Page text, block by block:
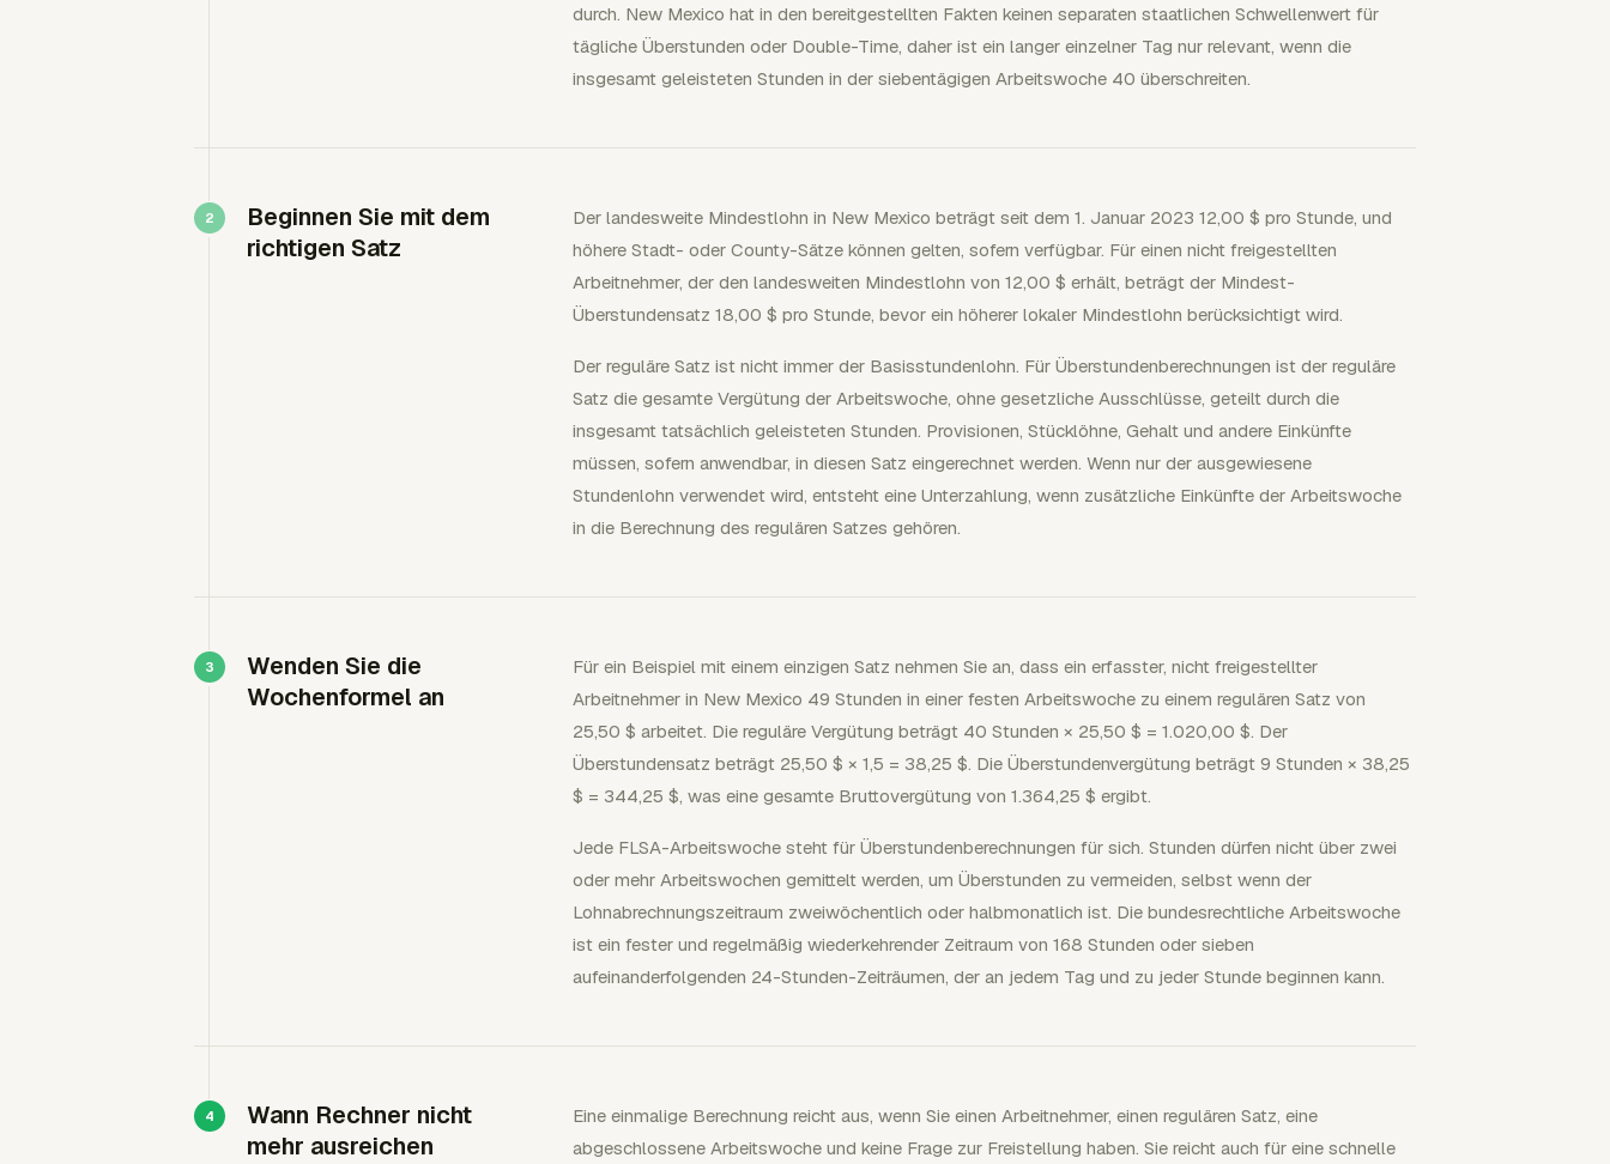
durch. New Mexico hat in den bereitgestellten Fakten keinen separaten staatlichen Schwellenwert für
tägliche Überstunden oder Double-Time, daher ist ein langer einzelner Tag nur relevant, wenn die
insgesamt geleisteten Stunden in der siebentägigen Arbeitswoche 40 überschreiten.
Beginnen Sie mit dem
richtigen Satz
Der landesweite Mindestlohn in New Mexico beträgt seit dem 1. Januar 2023 12,00 $ pro Stunde, und
höhere Stadt- oder County-Sätze können gelten, sofern verfügbar. Für einen nicht freigestellten
Arbeitnehmer, der den landesweiten Mindestlohn von 12,00 $ erhält, beträgt der Mindest-
Überstundensatz 18,00 $ pro Stunde, bevor ein höherer lokaler Mindestlohn berücksichtigt wird.
Der reguläre Satz ist nicht immer der Basisstundenlohn. Für Überstundenberechnungen ist der reguläre
Satz die gesamte Vergütung der Arbeitswoche, ohne gesetzliche Ausschlüsse, geteilt durch die
insgesamt tatsächlich geleisteten Stunden. Provisionen, Stücklöhne, Gehalt und andere Einkünfte
müssen, sofern anwendbar, in diesen Satz eingerechnet werden. Wenn nur der ausgewiesene
Stundenlohn verwendet wird, entsteht eine Unterzahlung, wenn zusätzliche Einkünfte der Arbeitswoche
in die Berechnung des regulären Satzes gehören.
Wenden Sie die
Wochenformel an
Für ein Beispiel mit einem einzigen Satz nehmen Sie an, dass ein erfasster, nicht freigestellter
Arbeitnehmer in New Mexico 49 Stunden in einer festen Arbeitswoche zu einem regulären Satz von
25,50 $ arbeitet. Die reguläre Vergütung beträgt 40 Stunden × 25,50 $ = 1.020,00 $. Der
Überstundensatz beträgt 25,50 $ × 1,5 = 38,25 $. Die Überstundenvergütung beträgt 9 Stunden × 38,25
$ = 344,25 $, was eine gesamte Bruttovergütung von 1.364,25 $ ergibt.
Jede FLSA-Arbeitswoche steht für Überstundenberechnungen für sich. Stunden dürfen nicht über zwei
oder mehr Arbeitswochen gemittelt werden, um Überstunden zu vermeiden, selbst wenn der
Lohnabrechnungszeitraum zweiwöchentlich oder halbmonatlich ist. Die bundesrechtliche Arbeitswoche
ist ein fester und regelmäßig wiederkehrender Zeitraum von 168 Stunden oder sieben
aufeinanderfolgenden 24-Stunden-Zeiträumen, der an jedem Tag und zu jeder Stunde beginnen kann.
Wann Rechner nicht
mehr ausreichen
Eine einmalige Berechnung reicht aus, wenn Sie einen Arbeitnehmer, einen regulären Satz, eine
abgeschlossene Arbeitswoche und keine Frage zur Freistellung haben. Sie reicht auch für eine schnelle